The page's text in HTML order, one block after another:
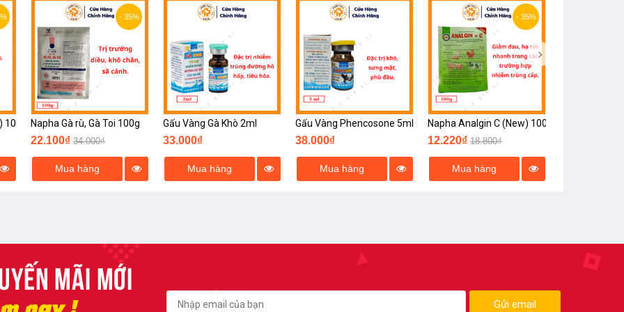
- 35%
Napha Gà rù, Gà Toi 100g
22.100₫ 34.000₫
Mua hàng
Gấu Vàng Gà Khò 2ml
33.000₫
Mua hàng
Gấu Vàng Phencosone 5ml
38.000₫
Mua hàng
- 35%
Napha Analgin C (New) 100g
12.220₫ 18.800₫
Mua hàng
Gửi email